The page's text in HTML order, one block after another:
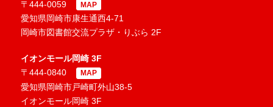
〒444-0059
MAP
愛知県岡崎市康生通西4-71
岡崎市図書館交流プラザ・りぶら 2F
イオンモール岡崎 3F
〒444-0840
MAP
愛知県岡崎市戸崎町外山38-5
イオンモール岡崎 3F